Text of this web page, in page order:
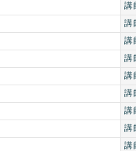
講
講
講
講
講
講
講
講
講